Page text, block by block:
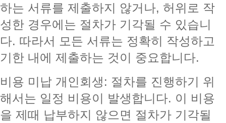
하는 서류를 제출하지 않거나, 허위로 작
성한 경우에는 절차가 기각될 수 있습니
다. 따라서 모든 서류는 정확히 작성하고
기한 내에 제출하는 것이 중요합니다.
비용 미납 개인회생: 절차를 진행하기 위
해서는 일정 비용이 발생합니다. 이 비용
을 제때 납부하지 않으면 절차가 기각될